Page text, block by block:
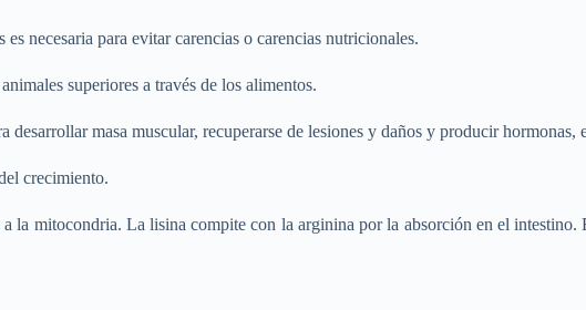
necesaria para evitar carencias o carencias nutricionales.
superiores a través de los alimentos.
masa muscular, recuperarse de lesiones y daños y producir hormonas,
crecimiento.
la mitocondria. La lisina compite con la arginina por la absorción en el